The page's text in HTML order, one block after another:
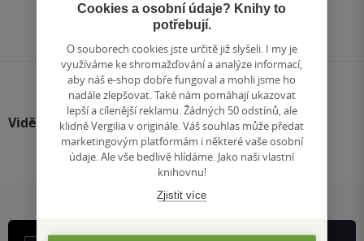
na
stránku
Viděli jste
Cookies a osobní údaje? Knihy to
potřebují.
O souborech cookies jste určitě již slyšeli. I my je
využíváme ke shromažďování a analýze informací,
aby náš e-shop dobře fungoval a mohli jsme ho
nadále zlepšovat. Také nám pomáhají ukazovat
lepší a cílenější reklamu. Žádných 50 odstínů, ale
klidně Vergilia v originále. Váš souhlas může předat
marketingovým platformám i některé vaše osobní
údaje. Ale vše bedlivě hlídáme. Jako naši vlastní
knihovnu!
Zjistit více